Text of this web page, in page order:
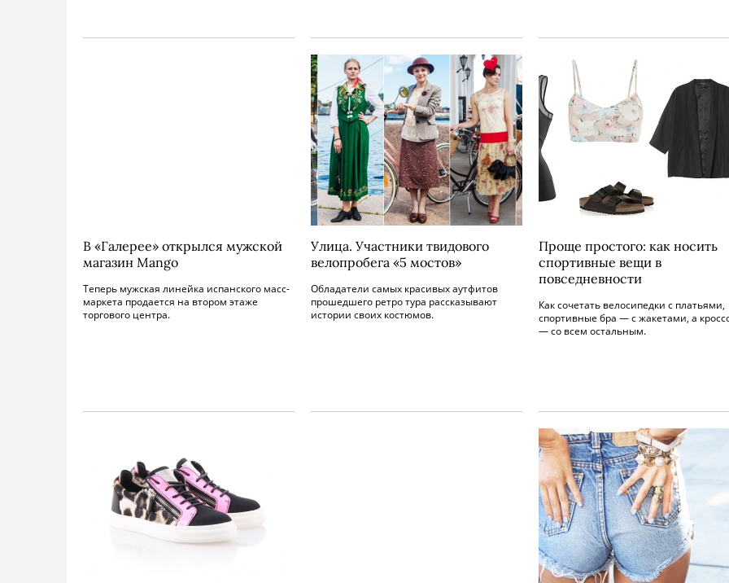
В «Галерее» открылся мужской
магазин Mango
Теперь мужская линейка испанского масс-
маркета продается на втором этаже
торгового центра.
Улица. Участники твидового
велопробега «5 мостов»
Обладатели самых красивых аутфитов
прошедшего ретро тура рассказывают
истории своих костюмов.
Проще простого: как носить
спортивные вещи в
повседневности
Как сочетать велосипедки с платьями,
спортивные бра — с жакетами, а
— со всем остальным.